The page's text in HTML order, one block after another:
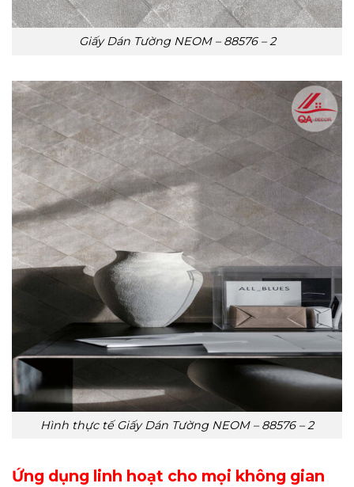
Giấy Dán Tường NEOM – 88576 – 2
Hình thực tế Giấy Dán Tường NEOM – 88576 – 2
Ứng dụng linh hoạt cho mọi không gian